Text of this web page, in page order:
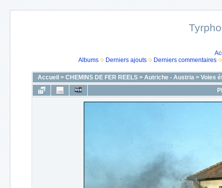
Albums
Derniers ajouts Derniers commentaires
Accueil > CHEMINS DE FER REELS> Autriche - Austria> Voies